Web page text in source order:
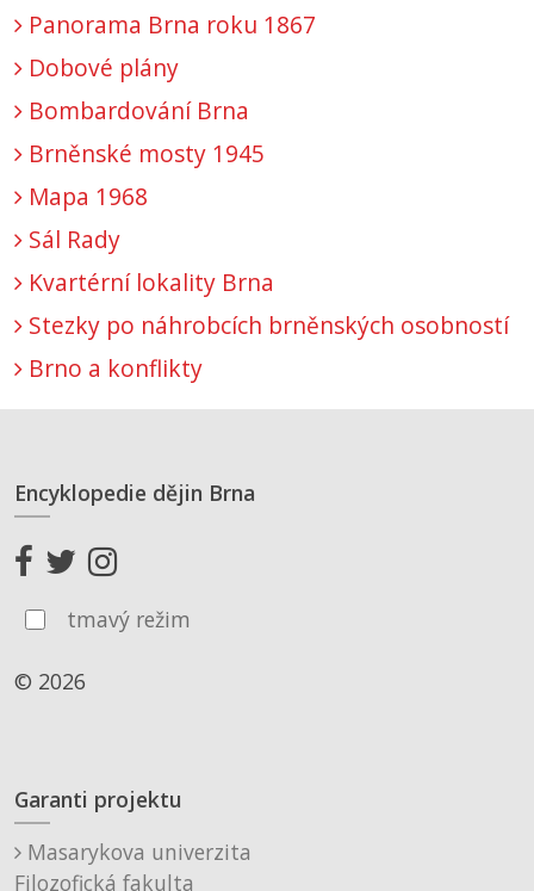
Panorama Brna roku 1867
Dobové plány
Bombardování Brna
Brněnské mosty 1945
Mapa 1968
Sál Rady
Kvartérní lokality Brna
Stezky po náhrobcích brněnských osobností
Brno a konflikty
Encyklopedie dějin Brna
tmavý režim
© 2026
Garanti projektu
Masarykova univerzita
Filozofická fakulta